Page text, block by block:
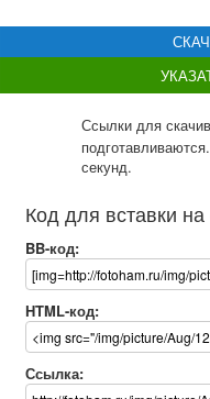
Ссылки для
секунд.
Код для вставки на
BB-код:
HTML-код:
Ссылка: